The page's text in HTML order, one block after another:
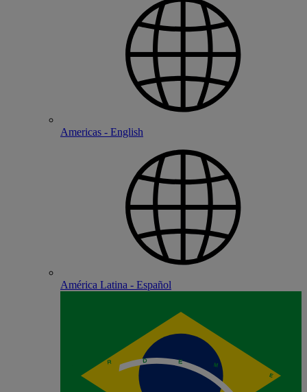
Americas - English
América Latina - Español